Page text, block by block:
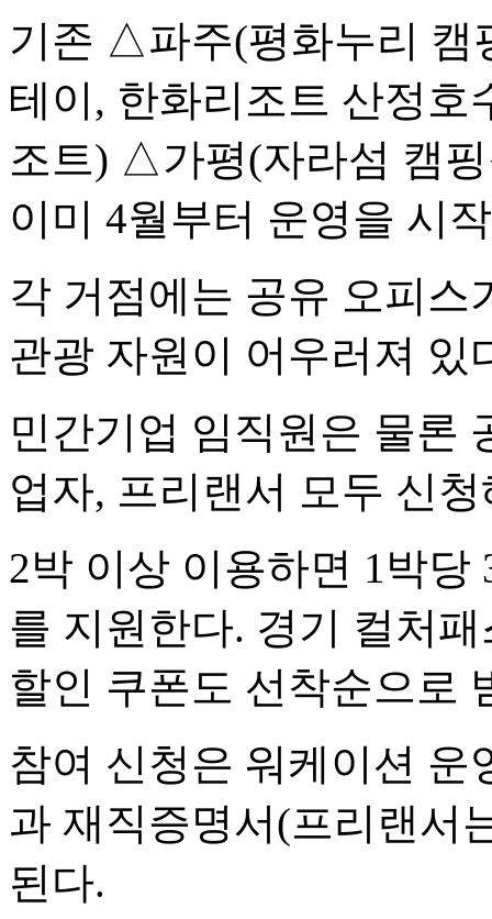
기존 △파주(평화누리
테이, 한화리조트 산정
조트) △가평(자라섬 캠
이미 4월부터 운영을 시
각 거점에는 공유 오피스
관광 자원이 어우러져 있
민간기업 임직원은 물론
업자, 프리랜서 모두 신
2박 이상 이용하면 1박당
를 지원한다. 경기 컬처
할인 쿠폰도 선착순으로
참여 신청은 워케이션 운
과 재직증명서(프리랜서
된다.